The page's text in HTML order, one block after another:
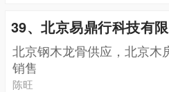
39、北京易鼎行科技有
北京钢木龙骨供应，北京木
销售
陈旺